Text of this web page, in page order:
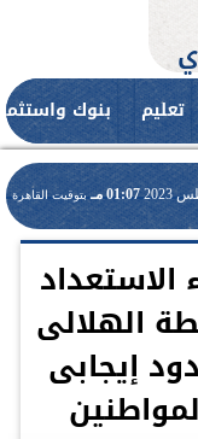
تعليم بنوك
01:07 مـ بتوقيت القاهرة
الاستعداد
الهلالى
إيجابى